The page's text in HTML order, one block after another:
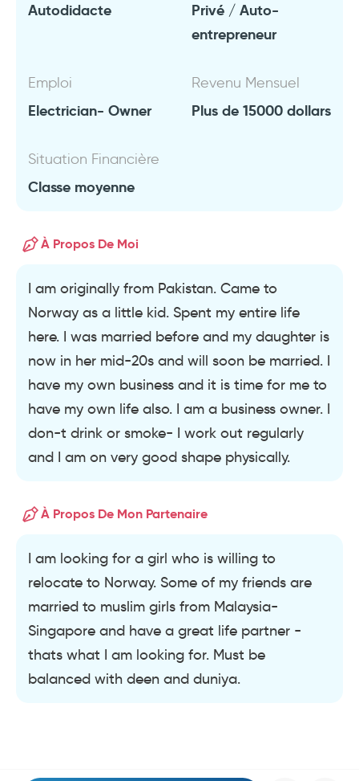
Autodidacte
Privé / Auto-
entrepreneur
Emploi
Electrician- Owner
Revenu Mensuel
Plus de 15000 dollars
Situation Financière
Classe moyenne
À Propos De Moi
I am originally from Pakistan. Came to
Norway as a little kid. Spent my entire life
here. I was married before and my daughter is
now in her mid-20s and will soon be married. I
have my own business and it is time for me to
have my own life also. I am a business owner. I
don-t drink or smoke- I work out regularly
and I am on very good shape physically.
À Propos De Mon Partenaire
I am looking for a girl who is willing to
relocate to Norway. Some of my friends are
married to muslim girls from Malaysia-
Singapore and have a great life partner -
thats what I am looking for. Must be
balanced with deen and duniya.